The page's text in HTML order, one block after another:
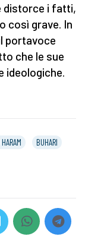
distorce i fatti,
così grave. In
portavoce
che le sue
ideologiche.
BUHARI